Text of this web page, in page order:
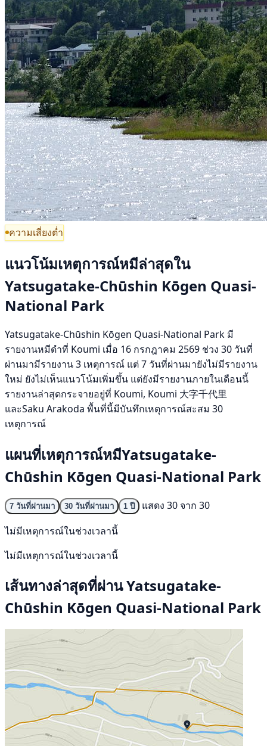
ความเสี่ยงต่ำ
แนวโน้มเหตุการณ์หมีล่าสุดใน
Yatsugatake-Chūshin Kōgen Quasi-
National Park
Yatsugatake-Chūshin Kōgen Quasi-National Park มี
รายงานหมีดำที่ Koumi เมื่อ 16 กรกฎาคม 2569 ช่วง 30 วันที่
ผ่านมามีรายงาน 3 เหตุการณ์ แต่ 7 วันที่ผ่านมายังไม่มีรายงาน
ใหม่ ยังไม่เห็นแนวโน้มเพิ่มขึ้น แต่ยังมีรายงานภายในเดือนนี้
รายงานล่าสุดกระจายอยู่ที่ Koumi, Koumi 大字千代里
และSaku Arakoda พื้นที่นี้มีบันทึกเหตุการณ์สะสม 30
เหตุการณ์
แผนที่เหตุการณ์หมีYatsugatake-
Chūshin Kōgen Quasi-National Park
7 วันที่ผ่านมา 30 วันที่ผ่านมา 1 ปี
แสดง 30 จาก 30
ไม่มีเหตุการณ์ในช่วงเวลานี้
ไม่มีเหตุการณ์ในช่วงเวลานี้
เส้นทางล่าสุดที่ผ่าน Yatsugatake-
Chūshin Kōgen Quasi-National Park